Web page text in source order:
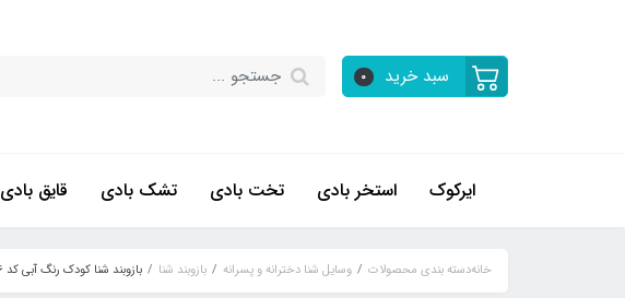
سبد خرید 0
ایرکوک استخر بادی تخت بادی تشک بادی قایق بادی
خانهدسته بندی محصولات وسایل شنا دخترانه و پسرانه بازوبند شنا بازوبند شنا کودک رنگ آبی کد 17566